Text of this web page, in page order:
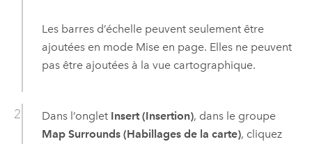
Les barres d’échelle peuvent seulement être
ajoutées en mode Mise en page. Elles ne peuvent
pas être ajoutées à la vue cartographique.
Dans l’onglet Insert (Insertion), dans le groupe
Map Surrounds (Habillages de la carte), cliquez